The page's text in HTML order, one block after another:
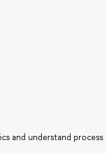
and understand process